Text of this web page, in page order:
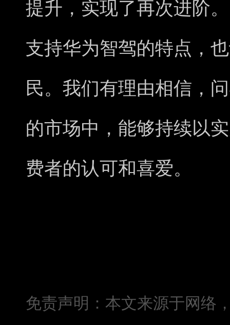
提升，实现了再次进阶
支持华为智驾的特点，
民。我们有理由相信，
的市场中，能够持续以
费者的认可和喜爱。
免责声明：本文来源于网络